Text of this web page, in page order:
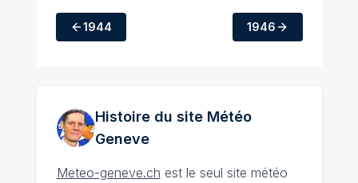
1944 1946
Histoire du site Météo
Geneve
Meteo-geneve.ch est le seul site météo